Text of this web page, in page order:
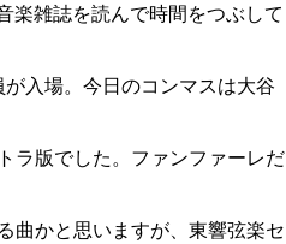
楽雑誌を読んで時間をつぶして
入場。今日のコンマスは大谷
ラ版でした。ファンファーレだ
曲かと思いますが、東響弦楽セ